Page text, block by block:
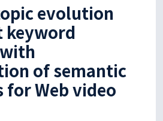
evolution
keyword
of semantic
for Web video